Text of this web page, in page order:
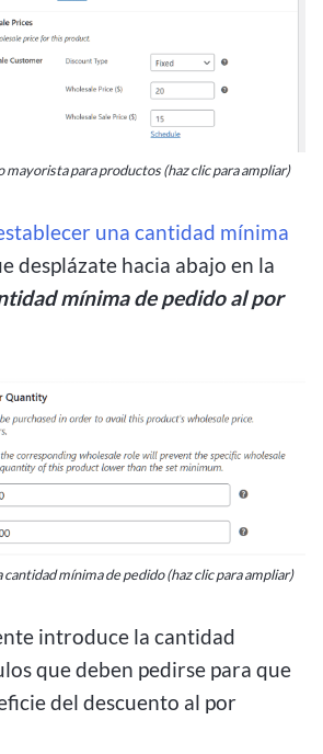
para productos (haz clic para ampliar)
una cantidad mínima
desplázate hacia abajo en la
mínima de pedido al por
mínima de pedido (haz clic para ampliar)
introduce la cantidad
que deben pedirse para que
del descuento al por